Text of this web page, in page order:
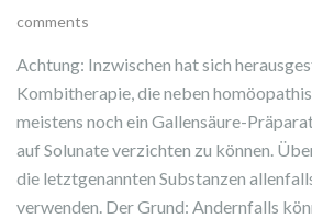
comments
Achtung: Inzwischen hat sich
Kombitherapie, die neben
meistens noch ein Gallensäure-
auf Solunate verzichten zu können.
die letztgenannten Substanzen
verwenden. Der Grund: Andernfalls